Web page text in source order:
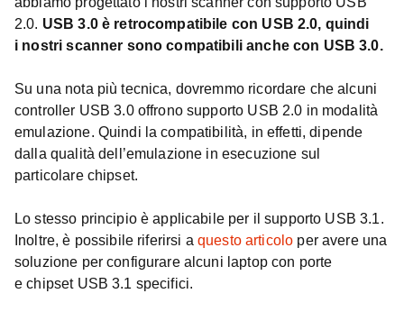
2.0. USB 3.0 è retrocompatibile con USB 2.0, quindi
i nostri scanner sono compatibili anche con USB 3.0.
Su una nota più tecnica, dovremmo ricordare che alcuni
controller USB 3.0 offrono supporto USB 2.0 in modalità
emulazione. Quindi la compatibilità, in effetti, dipende
dalla qualità dell’emulazione in esecuzione sul
particolare chipset.
Lo stesso principio è applicabile per il supporto USB 3.1.
Inoltre, è possibile riferirsi a questo articolo per avere una
soluzione per configurare alcuni laptop con porte
e chipset USB 3.1 specifici.